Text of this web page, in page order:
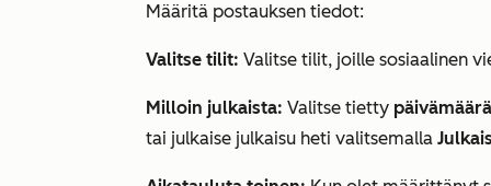
Määritä postauksen tiedot:
Valitse tilit: Valitse tilit, joille sosiaalinen
Milloin julkaista: Valitse tietty päivämäärä
tai julkaise julkaisu heti valitsemalla